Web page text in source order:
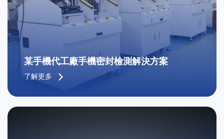
某手機代工廠手機密封檢測解決方案
了解更多